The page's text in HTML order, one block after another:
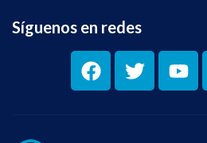
Síguenos en redes